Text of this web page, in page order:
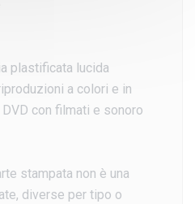
plastificata lucida
a colori e in
con filmati e sonoro
stampata non è una
diverse per tipo o